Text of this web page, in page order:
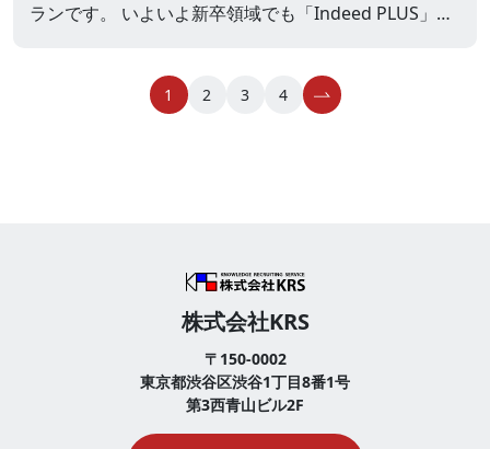
ランです。 いよいよ新卒領域でも「Indeed PLUS」が
が、良い原稿や制作物ができやすいということです。
昨今では、Web取材が当たり前で、お客様の都合もあ
1 2 3 4
株式会社KRS
〒150-0002
東京都渋谷区渋谷1丁目8番1号
第3西青山ビル2F